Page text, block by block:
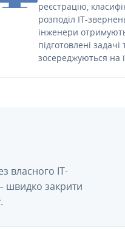
реєстрацію,
розподіл IT-
інженери
підготовлені задачі
зосереджуються на
власного IT-
швидко закрити